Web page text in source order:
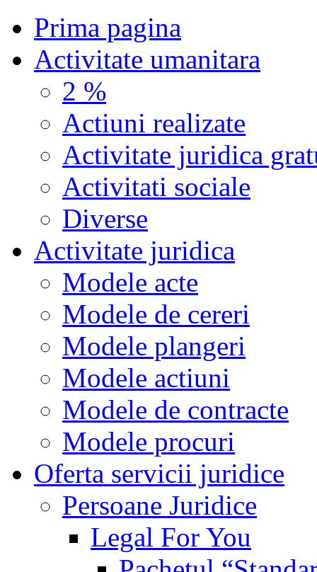
Prima pagina
Activitate umanitara
2 %
Actiuni realizate
Activitate juridica
Activitati sociale
Diverse
Activitate juridica
Modele acte
Modele de cereri
Modele plangeri
Modele actiuni
Modele de contracte
Modele procuri
Oferta servicii juridice
Persoane Juridice
Legal For You